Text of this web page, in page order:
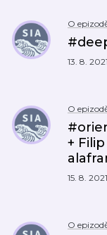
O
13. 8. 2021
O
+
15. 8. 2021
O